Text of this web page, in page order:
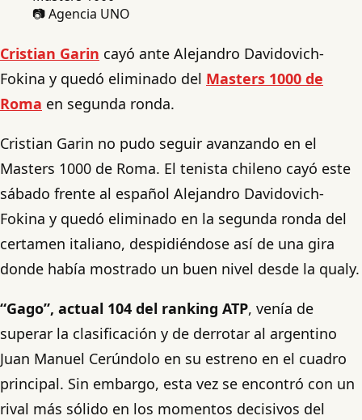
📷 Agencia UNO
Cristian Garin cayó ante Alejandro Davidovich-
Fokina y quedó eliminado del Masters 1000 de
Roma en segunda ronda.
Cristian Garin no pudo seguir avanzando en el
Masters 1000 de Roma. El tenista chileno cayó este
sábado frente al español Alejandro Davidovich-
Fokina y quedó eliminado en la segunda ronda del
certamen italiano, despidiéndose así de una gira
donde había mostrado un buen nivel desde la qualy.
“Gago”, actual 104 del ranking ATP, venía de
superar la clasificación y de derrotar al argentino
Juan Manuel Cerúndolo en su estreno en el cuadro
principal. Sin embargo, esta vez se encontró con un
rival más sólido en los momentos decisivos del